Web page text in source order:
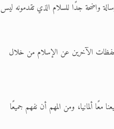
واضحة جدًا للسلام الذي تقدمونه ليس
تحفظات الآخرين عن الإسلام من خلال
معًا ألمانيا، ومن المهم أن نفهم جميعًا